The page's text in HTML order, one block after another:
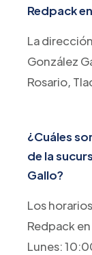
Redpack
La
González
Rosario,
¿Cuáles
de la
Gallo?
Los
Redpack
Lunes: